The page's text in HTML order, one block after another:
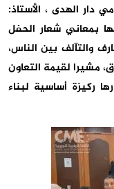
دار الهدى ، الأستاذ:
بمعاني شعار الحفل
والتآلف بين الناس،
مشيرا لقيمة التعاون
ركيزة أساسية لبناء